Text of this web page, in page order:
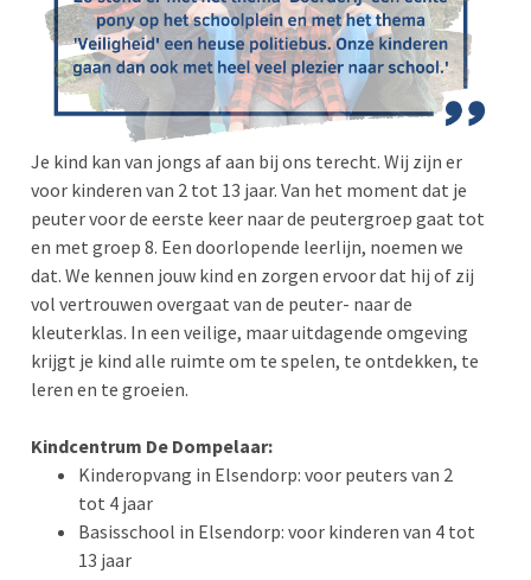
Je kind kan van jongs af aan bij ons terecht. Wij zijn er
voor kinderen van 2 tot 13 jaar. Van het moment dat je
peuter voor de eerste keer naar de peutergroep gaat tot
en met groep 8. Een doorlopende leerlijn, noemen we
dat. We kennen jouw kind en zorgen ervoor dat hij of zij
vol vertrouwen overgaat van de peuter- naar de
kleuterklas. In een veilige, maar uitdagende omgeving
krijgt je kind alle ruimte om te spelen, te ontdekken, te
leren en te groeien.
Kindcentrum De Dompelaar:
Kinderopvang in Elsendorp: voor peuters van 2
tot 4 jaar
Basisschool in Elsendorp: voor kinderen van 4 tot
13 jaar